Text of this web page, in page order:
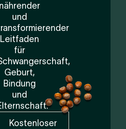
nährender
und
Leitfaden
für
Geburt,
Bindung
und
Kostenloser